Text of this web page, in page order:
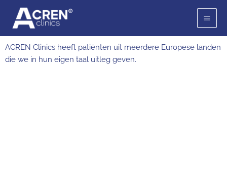
ACREN Clinics heeft patiënten uit meerdere Europese landen
die we in hun eigen taal uitleg geven.